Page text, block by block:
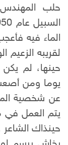
حلب
الماء فيه
لقريبه الزعيم
حينها، لم
يوما ومن
عن شخصية
يتم العمل في
حينذاك الشاعر